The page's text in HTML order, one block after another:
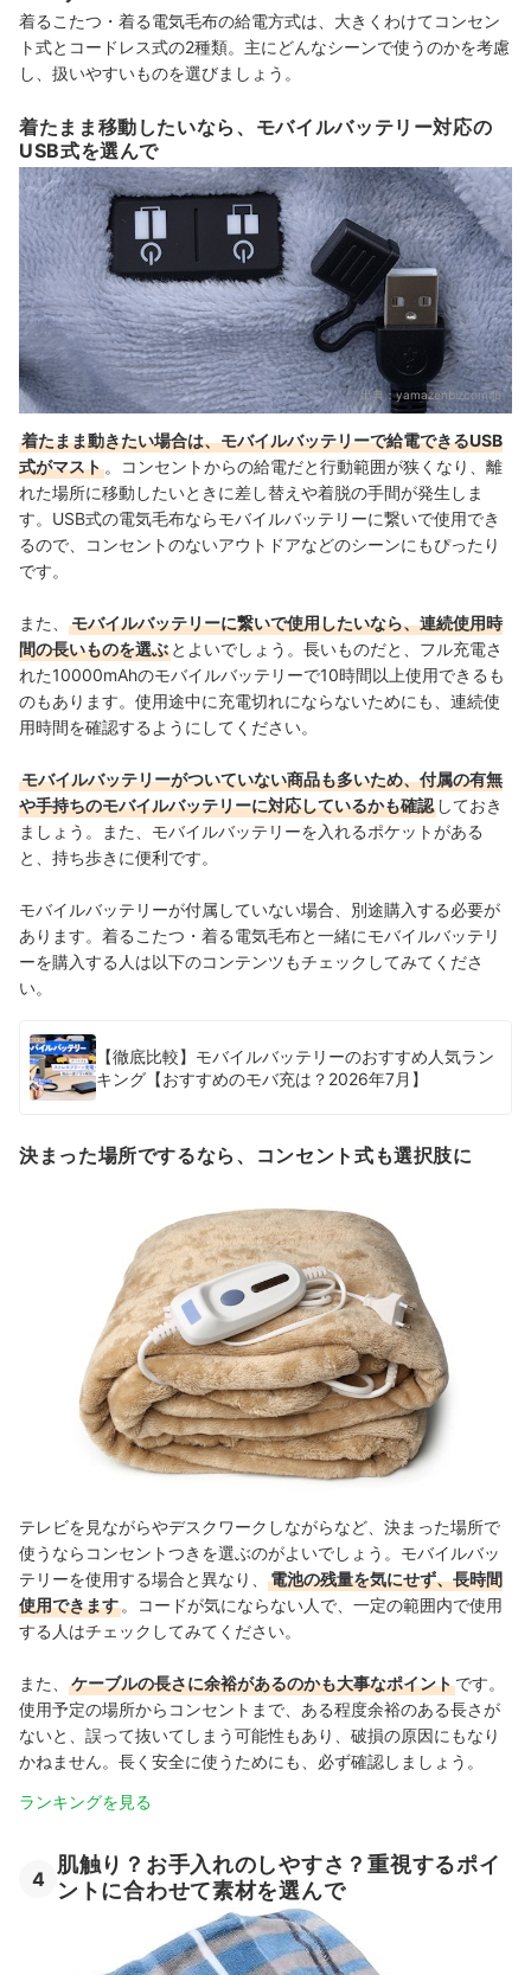
着るこたつ・着る電気毛布の給電方式は、大きくわけてコンセン
ト式とコードレス式の2種類。主にどんなシーンで使うのかを考慮
し、扱いやすいものを選びましょう。
着たまま移動したいなら、モバイルバッテリー対応の
USB式を選んで
出典：yamazenbizcom.jp
着たまま動きたい場合は、モバイルバッテリーで給電できるUSB
式がマスト 。コンセントからの給電だと行動範囲が狭くなり、離
れた場所に移動したいときに差し替えや着脱の手間が発生しま
す。USB式の電気毛布ならモバイルバッテリーに繋いで使用でき
るので、コンセントのないアウトドアなどのシーンにもぴったり
です。
また、
モバイルバッテリーに繋いで使用したいなら、連続使用時
間の長いものを選ぶ とよいでしょう。長いものだと、フル充電さ
れた10000mAhのモバイルバッテリーで10時間以上使用できるも
のもあります。使用途中に充電切れにならないためにも、連続使
用時間を確認するようにしてください。
モバイルバッテリーがついていない商品も多いため、付属の有無
や手持ちのモバイルバッテリーに対応しているかも確認 しておき
ましょう。また、モバイルバッテリーを入れるポケットがある
と、持ち歩きに便利です。
モバイルバッテリーが付属していない場合、別途購入する必要が
あります。着るこたつ・着る電気毛布と一緒にモバイルバッテリ
ーを購入する人は以下のコンテンツもチェックしてみてくださ
い。
【徹底比較】モバイルバッテリーのおすすめ人気ラン
キング【おすすめのモバ充は？2026年7月】
決まった場所でするなら、コンセント式も選択肢に
テレビを見ながらやデスクワークしながらなど、決まった場所で
使うならコンセントつきを選ぶのがよいでしょう。モバイルバッ
テリーを使用する場合と異なり、
電池の残量を気にせず、長時間
使用できます 。コードが気にならない人で、一定の範囲内で使用
する人はチェックしてみてください。
また、 ケーブルの長さに余裕があるのかも大事なポイントです。
使用予定の場所からコンセントまで、ある程度余裕のある長さが
ないと、誤って抜いてしまう可能性もあり、破損の原因にもなり
かねません。長く安全に使うためにも、必ず確認しましょう。
ランキングを見る
4
肌触り？お手入れのしやすさ？重視するポイ
ントに合わせて素材を選んで